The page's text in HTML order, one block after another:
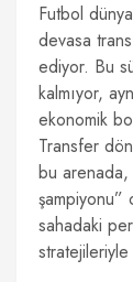
Futbol
devasa
ediyor. Bu
kalmıyor,
ekonomik
Transfer
bu
şampiyonu”
sahadaki